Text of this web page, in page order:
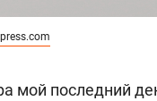
мой последний